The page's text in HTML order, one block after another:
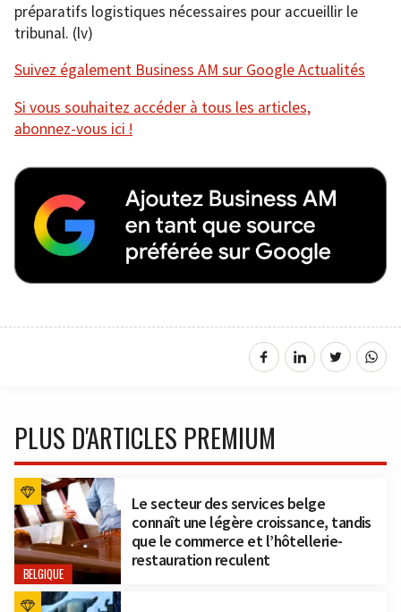
préparatifs logistiques nécessaires pour accueillir le
tribunal. (lv)
Suivez également Business AM sur Google Actualités
Si vous souhaitez accéder à tous les articles,
abonnez-vous ici !
PLUS D'ARTICLES PREMIUM
BELGIQUE
Le secteur des services belge
connaît une légère croissance, tandis
que le commerce et l’hôtellerie-
restauration reculent